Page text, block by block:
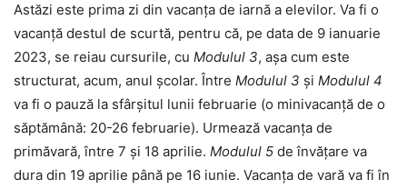
Astăzi este prima zi din vacanța de iarnă a elevilor. Va fi o
vacanță destul de scurtă, pentru că, pe data de 9 ianuarie
2023, se reiau cursurile, cu Modulul 3, așa cum este
structurat, acum, anul școlar. Între Modulul 3 și Modulul 4
va fi o pauză la sfârșitul lunii februarie (o minivacanță de o
săptămână: 20-26 februarie). Urmează vacanța de
primăvară, între 7 și 18 aprilie. Modulul 5 de învățare va
dura din 19 aprilie până pe 16 iunie. Vacanța de vară va fi în